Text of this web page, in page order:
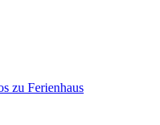
zu Ferienhaus